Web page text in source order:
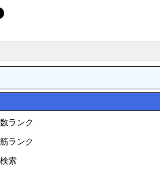
ランク
ランク
索